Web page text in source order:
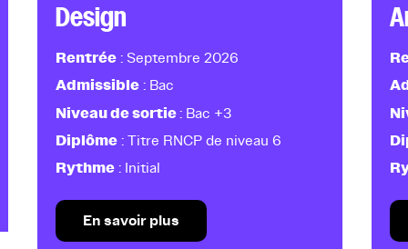
Design
Rentrée : Septembre 2026
Admissible : Bac
Niveau de sortie: Bac +3
Diplôme : Titre RNCP de niveau 6
Rythme : Initial
En savoir plus